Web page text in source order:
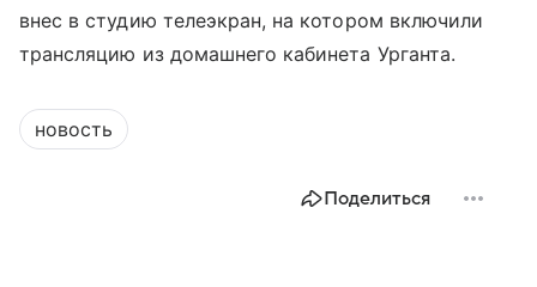
внес в студию телеэкран, на котором включили
трансляцию из домашнего кабинета Урганта.
новость
Поделиться